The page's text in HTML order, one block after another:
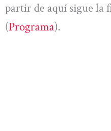
partir de aquí sigue la
(Programa).